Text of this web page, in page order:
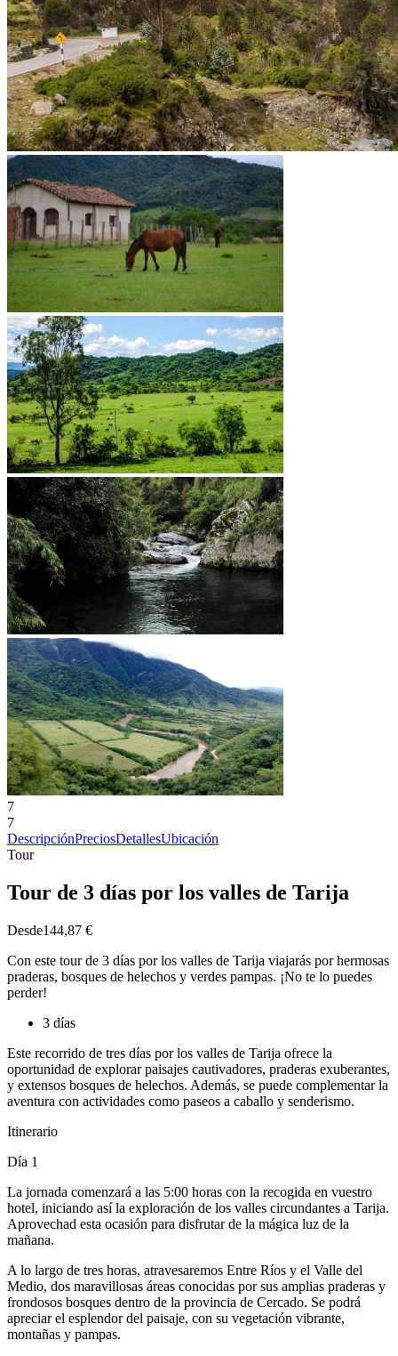
7
7
DescripciónPreciosDetallesUbicación
Tour
Tour de 3 días por los valles de Tarija
Desde144,87 €
Con este tour de 3 días por los valles de Tarija viajarás por hermosas
praderas, bosques de helechos y verdes pampas. ¡No te lo puedes
perder!
3 días
Este recorrido de tres días por los valles de Tarija ofrece la
oportunidad de explorar paisajes cautivadores, praderas exuberantes,
y extensos bosques de helechos. Además, se puede complementar la
aventura con actividades como paseos a caballo y senderismo.
Itinerario
Día 1
La jornada comenzará a las 5:00 horas con la recogida en vuestro
hotel, iniciando así la exploración de los valles circundantes a Tarija.
Aprovechad esta ocasión para disfrutar de la mágica luz de la
mañana.
A lo largo de tres horas, atravesaremos Entre Ríos y el Valle del
Medio, dos maravillosas áreas conocidas por sus amplias praderas y
frondosos bosques dentro de la provincia de Cercado. Se podrá
apreciar el esplendor del paisaje, con su vegetación vibrante,
montañas y pampas.